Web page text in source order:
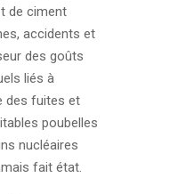
de ciment
accidents et
des goûts
liés à
des fuites et
poubelles
nucléaires
fait état.